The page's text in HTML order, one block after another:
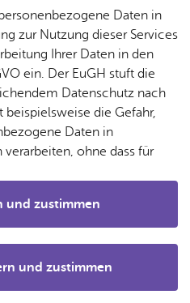
Bau­
stel­len
& Um­
lei­tun­
Um­
welt &
Kli­ma­
Sa­nie­
ren &
bi­li­en
Stadt­
Fa­mi­lie
& Kin­
der
Se­nio­
ren
Woh­
nen
re­frei
Pfle­ge
& Un­
ter­stüt­
zung
Ufer: Jugend-
Daten in
zur Nutzung dieser Services
Ihrer Daten in den
ein. Der EuGH stuft die
Datenschutz nach
beispielsweise die Gefahr,
Daten in
ohne dass für
und zustimmen
und zustimmen